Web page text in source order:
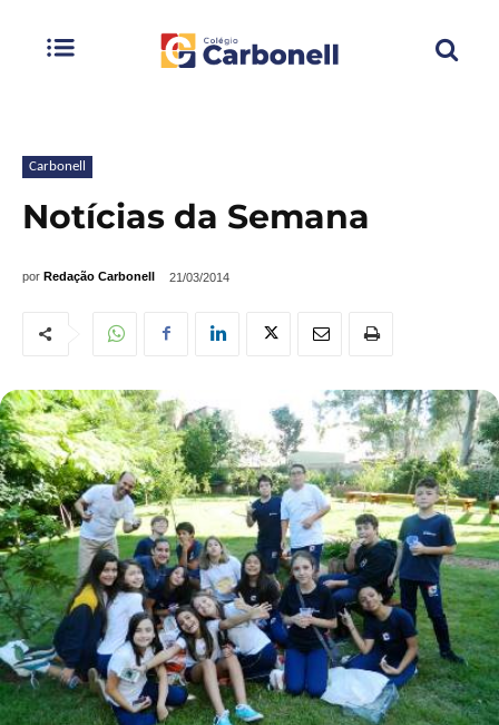
Carbonell
Notícias da Semana
por Redação Carbonell 21/03/2014